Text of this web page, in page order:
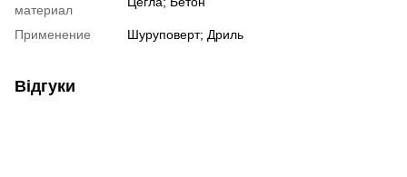
материал
Применение Шуруповерт; Дриль
Відгуки